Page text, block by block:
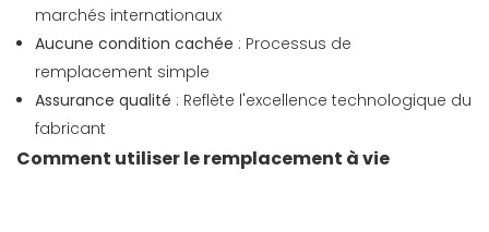
marchés internationaux
Aucune condition cachée : Processus de
remplacement simple
Assurance qualité : Reflète l'excellence technologique du
fabricant
Comment utiliser le remplacement à vie